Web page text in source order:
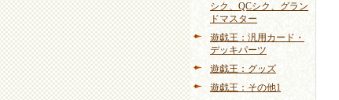
シク、QCシク、グラン
ドマスター
遊戯王：汎用カード・
デッキパーツ
遊戯王：グッズ
遊戯王：その他1